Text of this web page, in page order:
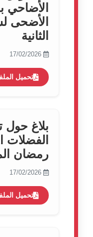
الأضاحي
الثانية
تحميل
بلاغ حول
الفضلات
رمضان
تحميل